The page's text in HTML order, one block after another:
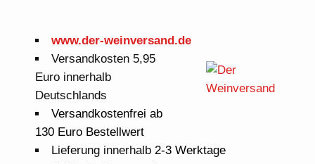
www.der-weinversand.de
Versandkosten 5,95
Euro innerhalb
Deutschlands
Versandkostenfrei ab
130 Euro Bestellwert
Lieferung innerhalb 2-3 Werktage